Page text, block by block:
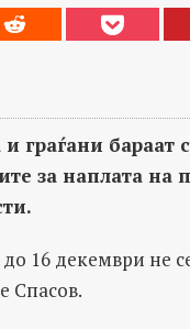
граѓани
за наплата на
16 декември не
Спасов.